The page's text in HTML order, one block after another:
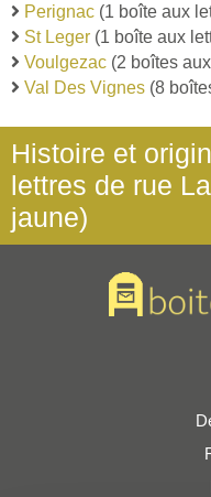
Perignac (1 boîte aux
St Leger (1 boîte aux
Voulgezac (2 boîtes
Val Des Vignes (8
Histoire et
lettres de rue
jaune)